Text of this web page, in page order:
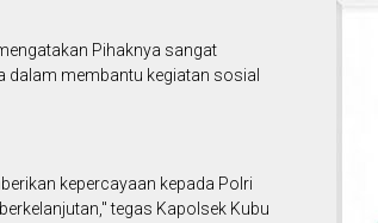
Pihaknya sangat
dalam membantu kegiatan sosial
kepercayaan kepada Polri
tegas Kapolsek Kubu